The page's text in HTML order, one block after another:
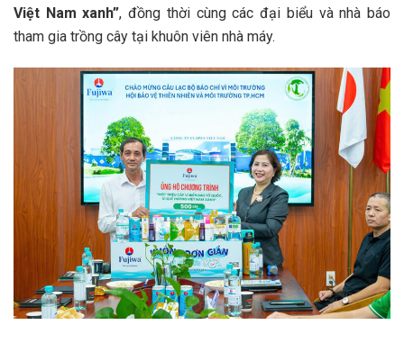
Việt Nam xanh”, đồng thời cùng các đại biểu và nhà báo
tham gia trồng cây tại khuôn viên nhà máy.